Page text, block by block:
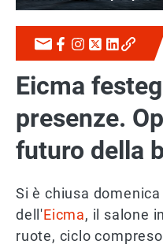
Eicma
presenze.
futuro della
Si è chiusa
dell'Eicma, il salone
ruote, ciclo